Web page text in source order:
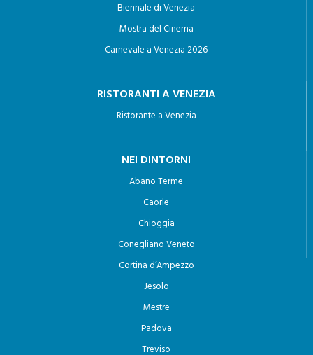
Biennale di Venezia
Mostra del Cinema
Carnevale a Venezia 2026
RISTORANTI A VENEZIA
Ristorante a Venezia
NEI DINTORNI
Abano Terme
Caorle
Chioggia
Conegliano Veneto
Cortina d’Ampezzo
Jesolo
Mestre
Padova
Treviso